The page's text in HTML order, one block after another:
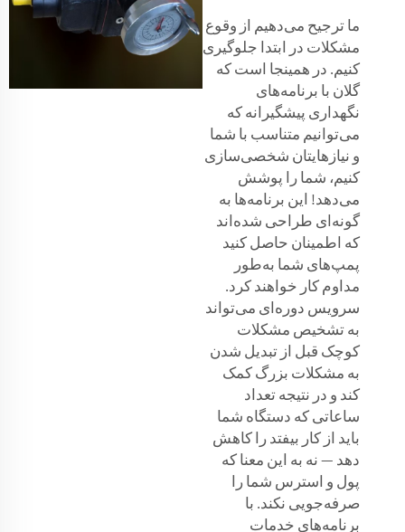
ما ترجیح می‌دهیم از وقوع
مشکلات در ابتدا جلوگیری
کنیم. در همینجا است که
گلان با برنامه‌های
نگهداری پیشگیرانه که
می‌توانیم متناسب با شما
و نیازهایتان شخصی‌سازی
کنیم، شما را پوشش
می‌دهد! این برنامه‌ها به
گونه‌ای طراحی شده‌اند
که اطمینان حاصل کنید
پمپ‌های شما به‌طور
مداوم کار خواهند کرد.
سرویس دوره‌ای می‌تواند
به تشخیص مشکلات
کوچک قبل از تبدیل شدن
به مشکلات بزرگ کمک
کند و در نتیجه تعداد
ساعاتی که دستگاه شما
باید از کار بیفتد را کاهش
دهد — نه به این معنا که
پول و استرس شما را
صرفه‌جویی نکند. با
برنامه‌های خدمات